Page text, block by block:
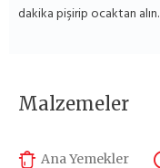
dakika pişirip ocaktan alın.
Malzemeler
Ana Yemekler